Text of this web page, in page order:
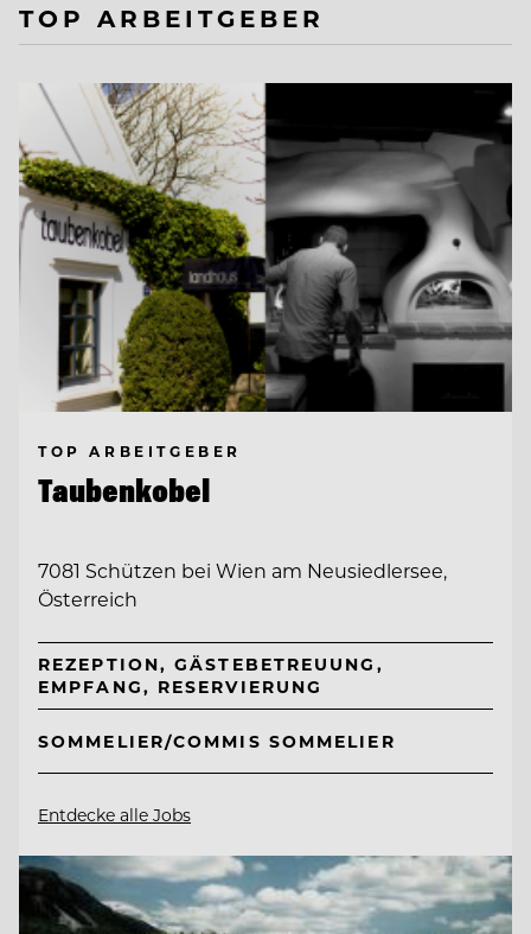
TOP ARBEITGEBER
TOP ARBEITGEBER
Taubenkobel
7081 Schützen bei Wien am Neusiedlersee,
Österreich
REZEPTION, GÄSTEBETREUUNG,
EMPFANG, RESERVIERUNG
SOMMELIER/COMMIS SOMMELIER
Entdecke alle Jobs